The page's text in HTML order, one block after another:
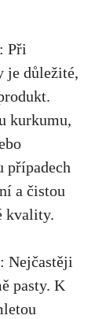
Při⁢
⁢je důležité,
kurkumu,⁣
a čistou
kvality.
Nejčastěji
⁣pasty. K